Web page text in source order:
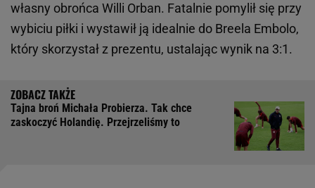
własny obrońca Willi Orban. Fatalnie pomylił się przy
wybiciu piłki i wystawił ją idealnie do Breela Embolo,
który skorzystał z prezentu, ustalając wynik na 3:1.
Tajna broń Michała Probierza. Tak chce
zaskoczyć Holandię. Przejrzeliśmy to